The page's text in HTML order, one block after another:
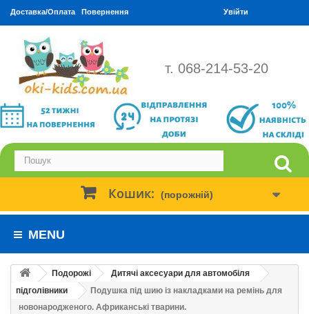
Доставка/Оплата Повернення Увійти
т. 068-214-53-20
Кошик: (порожній)
MENU
Подорожі
Дитячі аксесуари для автомобіля
підголівники
Подушка під шию із накладками на ремінь для
новонародженого. Африканські тварини.